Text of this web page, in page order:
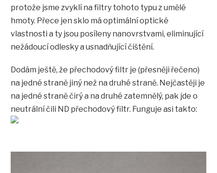
protože jsme zvyklí na filtry tohoto typu z umělé
hmoty. Přece jen sklo má optimální optické
vlastnosti a ty jsou posíleny nanovrstvami, eliminující
nežádoucí odlesky a usnadňující čištění.
Dodám ještě, že přechodový filtr je (přesněji řečeno)
na jedné straně jiný než na druhé straně. Nejčastěji je
na jedné straně čirý a na druhé zatemnělý, pak jde o
neutrální čili ND přechodový filtr. Funguje asi takto: